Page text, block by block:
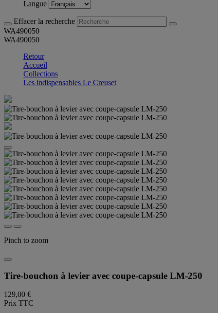
Langue
Effacer la recherche
WA490050
WA490050
Retour
Accueil
Collections
Les indispensables Le Creuset
Pinch to zoom
Tire-bouchon à levier avec coupe-capsule LM-250
129,00 €
Prix TTC